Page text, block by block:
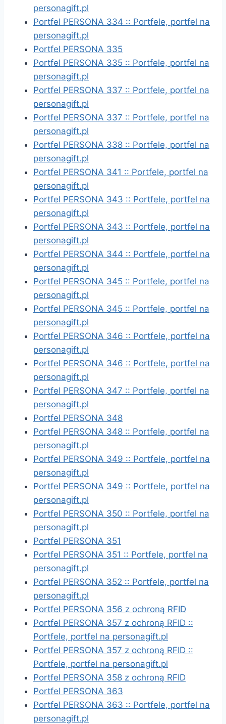
personagift.pl
Portfel PERSONA 334 :: Portfele, portfel na
personagift.pl
Portfel PERSONA 335
Portfel PERSONA 335 :: Portfele, portfel na
personagift.pl
Portfel PERSONA 337 :: Portfele, portfel na
personagift.pl
Portfel PERSONA 337 :: Portfele, portfel na
personagift.pl
Portfel PERSONA 338 :: Portfele, portfel na
personagift.pl
Portfel PERSONA 341 :: Portfele, portfel na
personagift.pl
Portfel PERSONA 343 :: Portfele, portfel na
personagift.pl
Portfel PERSONA 343 :: Portfele, portfel na
personagift.pl
Portfel PERSONA 344 :: Portfele, portfel na
personagift.pl
Portfel PERSONA 345 :: Portfele, portfel na
personagift.pl
Portfel PERSONA 345 :: Portfele, portfel na
personagift.pl
Portfel PERSONA 346 :: Portfele, portfel na
personagift.pl
Portfel PERSONA 346 :: Portfele, portfel na
personagift.pl
Portfel PERSONA 347 :: Portfele, portfel na
personagift.pl
Portfel PERSONA 348
Portfel PERSONA 348 :: Portfele, portfel na
personagift.pl
Portfel PERSONA 349 :: Portfele, portfel na
personagift.pl
Portfel PERSONA 349 :: Portfele, portfel na
personagift.pl
Portfel PERSONA 350 :: Portfele, portfel na
personagift.pl
Portfel PERSONA 351
Portfel PERSONA 351 :: Portfele, portfel na
personagift.pl
Portfel PERSONA 352 :: Portfele, portfel na
personagift.pl
Portfel PERSONA 356 z ochroną RFID
Portfel PERSONA 357 z ochroną RFID ::
Portfele, portfel na personagift.pl
Portfel PERSONA 357 z ochroną RFID ::
Portfele, portfel na personagift.pl
Portfel PERSONA 358 z ochroną RFID
Portfel PERSONA 363
Portfel PERSONA 363 :: Portfele, portfel na
personagift.pl